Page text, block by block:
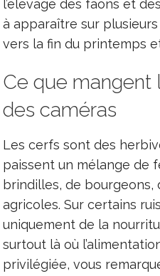
l’élevage des faons et
à apparaître sur
vers la fin du printemps
Ce que mangent
des caméras
Les cerfs sont des
paissent un mélange de
brindilles, de
agricoles. Sur certains
uniquement de la
surtout là où
privilégiée, vous